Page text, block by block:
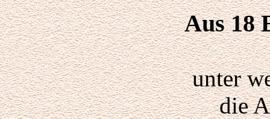
Aus 18
unter
die